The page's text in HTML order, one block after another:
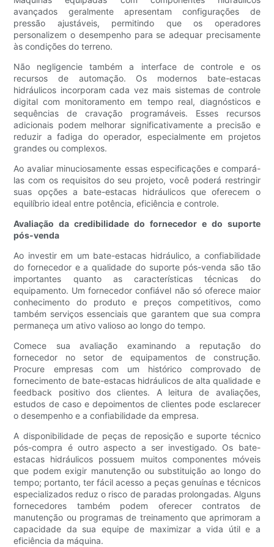
avançados geralmente apresentam configurações de
pressão ajustáveis, permitindo que os operadores
personalizem o desempenho para se adequar precisamente
às condições do terreno.
Não negligencie também a interface de controle e os
recursos de automação. Os modernos bate-estacas
hidráulicos incorporam cada vez mais sistemas de controle
digital com monitoramento em tempo real, diagnósticos e
sequências de cravação programáveis. Esses recursos
adicionais podem melhorar significativamente a precisão e
reduzir a fadiga do operador, especialmente em projetos
grandes ou complexos.
Ao avaliar minuciosamente essas especificações e compará-
las com os requisitos do seu projeto, você poderá restringir
suas opções a bate-estacas hidráulicos que oferecem o
equilíbrio ideal entre potência, eficiência e controle.
Avaliação da credibilidade do fornecedor e do suporte
pós-venda
Ao investir em um bate-estacas hidráulico, a confiabilidade
do fornecedor e a qualidade do suporte pós-venda são tão
importantes quanto as características técnicas do
equipamento. Um fornecedor confiável não só oferece maior
conhecimento do produto e preços competitivos, como
também serviços essenciais que garantem que sua compra
permaneça um ativo valioso ao longo do tempo.
Comece sua avaliação examinando a reputação do
fornecedor no setor de equipamentos de construção.
Procure empresas com um histórico comprovado de
fornecimento de bate-estacas hidráulicos de alta qualidade e
feedback positivo dos clientes. A leitura de avaliações,
estudos de caso e depoimentos de clientes pode esclarecer
o desempenho e a confiabilidade da empresa.
A disponibilidade de peças de reposição e suporte técnico
pós-compra é outro aspecto a ser investigado. Os bate-
estacas hidráulicos possuem muitos componentes móveis
que podem exigir manutenção ou substituição ao longo do
tempo; portanto, ter fácil acesso a peças genuínas e técnicos
especializados reduz o risco de paradas prolongadas. Alguns
fornecedores também podem oferecer contratos de
manutenção ou programas de treinamento que aprimoram a
capacidade da sua equipe de maximizar a vida útil e a
eficiência da máquina.